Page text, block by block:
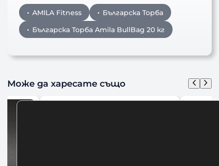
AMILA Fitness
Българска Торба
Българска Торба Amila BullBag 20 кг
Може да харесате също